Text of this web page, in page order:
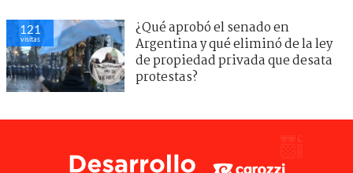
121
visitas
¿Qué aprobó el senado en
Argentina y qué eliminó de la ley
de propiedad privada que desata
protestas?